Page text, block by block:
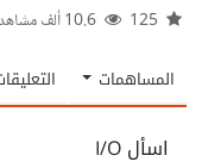
المساهمات
اسأل I/O